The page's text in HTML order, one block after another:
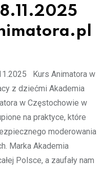
Kurs Animatora w
z dziećmi Akademia
w Częstochowie w
na praktyce, które
moderowania
Marka Akademia
Polsce, a zaufały nam